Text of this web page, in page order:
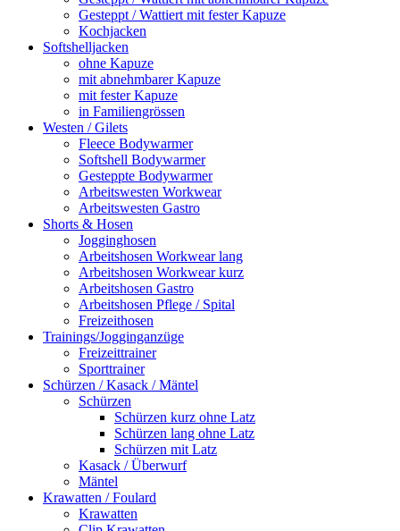
Gesteppt / Wattiert mit fester Kapuze
Kochjacken
Softshelljacken
ohne Kapuze
mit abnehmbarer Kapuze
mit fester Kapuze
in Familiengrössen
Westen / Gilets
Fleece Bodywarmer
Softshell Bodywarmer
Gesteppte Bodywarmer
Arbeitswesten Workwear
Arbeitswesten Gastro
Shorts & Hosen
Jogginghosen
Arbeitshosen Workwear lang
Arbeitshosen Workwear kurz
Arbeitshosen Gastro
Arbeitshosen Pflege / Spital
Freizeithosen
Trainings/Jogginganzüge
Freizeittrainer
Sporttrainer
Schürzen / Kasack / Mäntel
Schürzen
Schürzen kurz ohne Latz
Schürzen lang ohne Latz
Schürzen mit Latz
Kasack / Überwurf
Mäntel
Krawatten / Foulard
Krawatten